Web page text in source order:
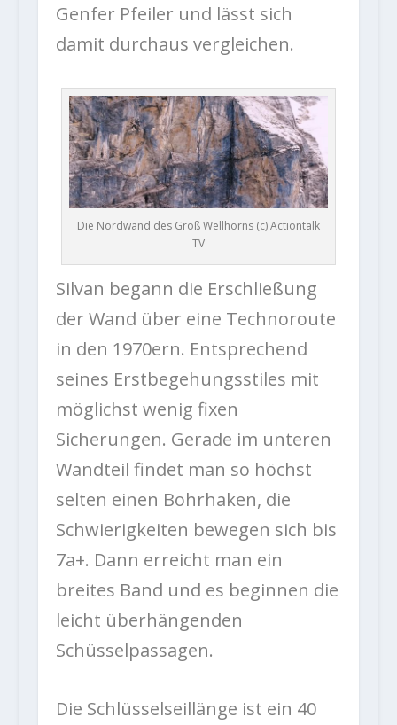
Genfer Pfeiler und lässt sich
damit durchaus vergleichen.
Die Nordwand des Groß Wellhorns (c) Actiontalk
TV
Silvan begann die Erschließung
der Wand über eine Technoroute
in den 1970ern. Entsprechend
seines Erstbegehungsstiles mit
möglichst wenig fixen
Sicherungen. Gerade im unteren
Wandteil findet man so höchst
selten einen Bohrhaken, die
Schwierigkeiten bewegen sich bis
7a+. Dann erreicht man ein
breites Band und es beginnen die
leicht überhängenden
Schüsselpassagen.
Die Schlüsselseillänge ist ein 40